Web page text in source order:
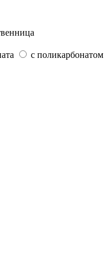
с поликарбонатом